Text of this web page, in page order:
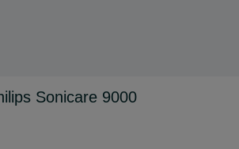
Sonicare 9000